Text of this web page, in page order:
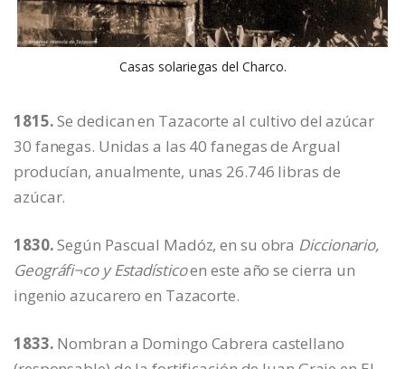
Casas solariegas del Charco.
1815.Se dedican en Tazacorte al cultivo del azúcar
30 fanegas. Unidas a las 40 fanegas de Argual
producían, anualmente, unas 26.746 libras de
azúcar.
1830.Según Pascual Madóz, en su obra Diccionario,
Geográfi¬co y Estadísticoen este año se cierra un
ingenio azucarero en Tazacorte.
1833. Nombran a Domingo Cabrera castellano